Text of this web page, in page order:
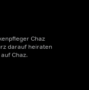
Chaz
darauf heiraten
Chaz.